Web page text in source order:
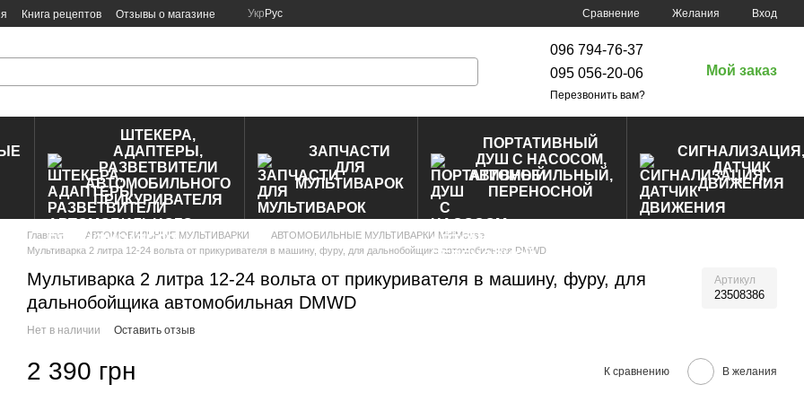
Книга рецептов Отзывы о магазине Укр Рус Сравнение Желания Вход
096 794-76-37
095 056-20-06
Перезвонить вам?
Мой заказ
ШТЕКЕРА,
АДАПТЕРЫ,
РАЗВЕТВИТЕЛИ
АВТОМОБИЛЬНОГО
ПРИКУРИВАТЕЛЯ
ЗАПЧАСТИ
ДЛЯ
МУЛЬТИВАРОК
ПОРТАТИВНЫЙ
ДУШ С НАСОСОМ,
АВТОМОБИЛЬНЫЙ,
ПЕРЕНОСНОЙ
СИГНАЛИЗАЦИЯ,
ДАТЧИК
ДВИЖЕНИЯ
Главная АВТОМОБИЛЬНЫЕ МУЛЬТИВАРКИ
АВТОМОБИЛЬНЫЕ МУЛЬТИВАРКИ MidiMouse
Мультиварка 2 литра 12-24 вольта от прикуривателя в машину, фуру, для дальнобойщика автомобильная DMWD
Мультиварка 2 литра 12-24 вольта от прикуривателя в машину, фуру, для
дальнобойщика автомобильная DMWD
Артикул
23508386
Нет в наличии Оставить отзыв
2 390 грн К сравнению В желания